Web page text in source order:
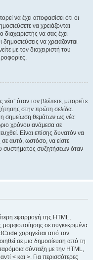
να έχει αποφασίσει ότι οι
να χρειάζονται
να σας έχει
να χρειάζονται
με τον διαχειριστή του
όταν τον βλέπετε, μπορείτε
στην πρώτη σελίδα.
η σημείωση θεμάτων ως νέα
χρόνου ανάμεσα σε
Είναι επίσης δυνατόν να
αυτό, ωστόσο, να είστε
συστήματος συζητήσεων όταν
εφαρμογή της HTML,
μορφοποίησης σε συγκεκριμένα
χορηγείται από τον
σε μια δημοσίευση από τη
σύνταξη με την HTML,
< και >. Για περισσότερες